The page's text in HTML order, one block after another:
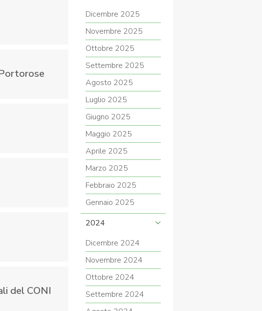
Link Federazione Trasparente
del CONI
Dicembre 2025
Novembre 2025
Ottobre 2025
Settembre 2025
Agosto 2025
Luglio 2025
Giugno 2025
Maggio 2025
Aprile 2025
Marzo 2025
Febbraio 2025
Gennaio 2025
2024
Dicembre 2024
Novembre 2024
Ottobre 2024
Settembre 2024